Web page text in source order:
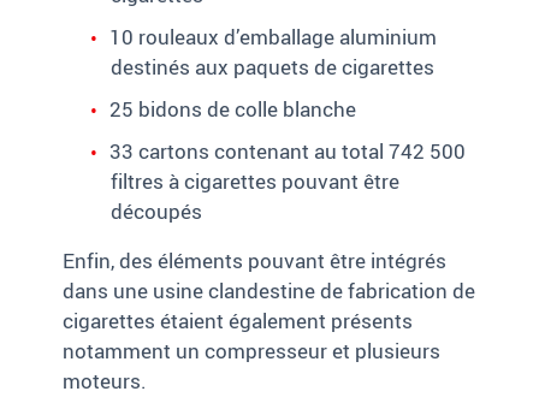
10 rouleaux d’emballage aluminium
destinés aux paquets de cigarettes
25 bidons de colle blanche
33 cartons contenant au total 742 500
filtres à cigarettes pouvant être
découpés
Enfin, des éléments pouvant être intégrés
dans une usine clandestine de fabrication de
cigarettes étaient également présents
notamment un compresseur et plusieurs
moteurs.